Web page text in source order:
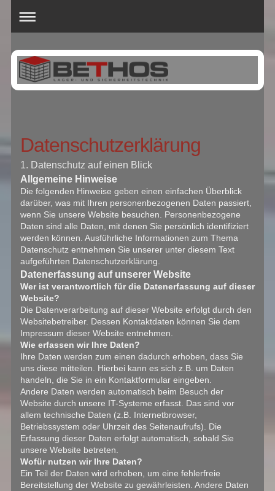
Datenschutzerklärung
1. Datenschutz auf einen Blick
Allgemeine Hinweise
Die folgenden Hinweise geben einen einfachen Überblick
darüber, was mit Ihren personenbezogenen Daten passiert,
wenn Sie unsere Website besuchen. Personenbezogene
Daten sind alle Daten, mit denen Sie persönlich identifiziert
werden können. Ausführliche Informationen zum Thema
Datenschutz entnehmen Sie unserer unter diesem Text
aufgeführten Datenschutzerklärung.
Datenerfassung auf unserer Website
Wer ist verantwortlich für die Datenerfassung auf dieser
Website?
Die Datenverarbeitung auf dieser Website erfolgt durch den
Websitebetreiber. Dessen Kontaktdaten können Sie dem
Impressum dieser Website entnehmen.
Wie erfassen wir Ihre Daten?
Ihre Daten werden zum einen dadurch erhoben, dass Sie
uns diese mitteilen. Hierbei kann es sich z.B. um Daten
handeln, die Sie in ein Kontaktformular eingeben.
Andere Daten werden automatisch beim Besuch der
Website durch unsere IT-Systeme erfasst. Das sind vor
allem technische Daten (z.B. Internetbrowser,
Betriebssystem oder Uhrzeit des Seitenaufrufs). Die
Erfassung dieser Daten erfolgt automatisch, sobald Sie
unsere Website betreten.
Wofür nutzen wir Ihre Daten?
Ein Teil der Daten wird erhoben, um eine fehlerfreie
Bereitstellung der Website zu gewährleisten. Andere Daten